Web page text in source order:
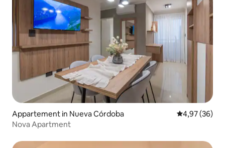
Appartement in Nueva Córdoba Gemiddelde
4,97 (36)
Nova Apartment